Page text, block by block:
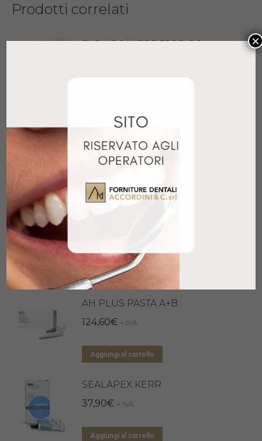
Prodotti correlati
FUJI I POLVERE 35GR GC
ENDOMETHASONE N LIQUIDO
10ML
30,97€ + IVA
Aggiungi al carrello
Aggiungi al carrello
AH PLUS PASTA A+B
124,60€ + IVA
Aggiungi al carrello
SEALAPEX KERR
37,90€ + IVA
Aggiungi al carrello
×